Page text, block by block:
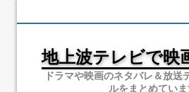
地上波テレビで映
ドラマや映画のネタバレ＆放送
ルをまとめていま